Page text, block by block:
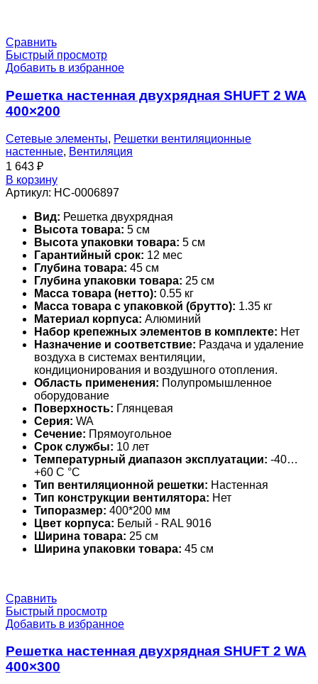
Сравнить
Быстрый просмотр
Добавить в избранное
Решетка настенная двухрядная SHUFT 2 WA
400×200
Сетевые элементы, Решетки вентиляционные
настенные, Вентиляция
1 643 ₽
В корзину
Артикул: НС-0006897
Вид: Решетка двухрядная
Высота товара: 5 см
Высота упаковки товара: 5 см
Гарантийный срок: 12 мес
Глубина товара: 45 см
Глубина упаковки товара: 25 см
Масса товара (нетто): 0.55 кг
Масса товара с упаковкой (брутто): 1.35 кг
Материал корпуса: Алюминий
Набор крепежных элементов в комплекте: Нет
Назначение и соответствие: Раздача и удаление
воздуха в системах вентиляции,
кондиционирования и воздушного отопления.
Область применения: Полупромышленное
оборудование
Поверхность: Глянцевая
Серия: WA
Сечение: Прямоугольное
Срок службы: 10 лет
Температурный диапазон эксплуатации: -40…
+60 С °С
Тип вентиляционной решетки: Настенная
Тип конструкции вентилятора: Нет
Типоразмер: 400*200 мм
Цвет корпуса: Белый - RAL 9016
Ширина товара: 25 см
Ширина упаковки товара: 45 см
Сравнить
Быстрый просмотр
Добавить в избранное
Решетка настенная двухрядная SHUFT 2 WA
400×300